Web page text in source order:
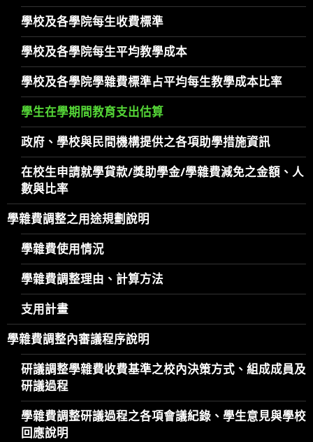
學校及各學院每生收費標準
學校及各學院每生平均教學成本
學校及各學院學雜費標準占平均每生教學成本比率
學生在學期間教育支出估算
政府、學校與民間機構提供之各項助學措施資訊
在校生申請就學貸款/獎助學金/學雜費減免之金額、人
數與比率
學雜費調整之用途規劃說明
學雜費使用情況
學雜費調整理由、計算方法
支用計畫
學雜費調整內審議程序說明
研議調整學雜費收費基準之校內決策方式、組成成員及
研議過程
學雜費調整研議過程之各項會議紀錄、學生意見與學校
回應說明